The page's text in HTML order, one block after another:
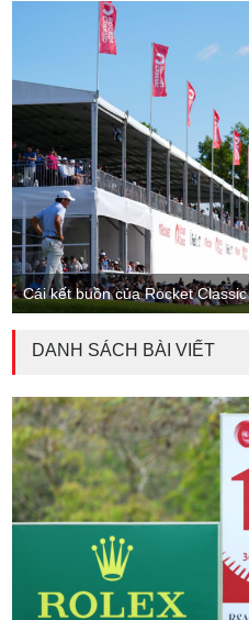
Cái kết buồn của Rocket Classic
DANH SÁCH BÀI VIẾT